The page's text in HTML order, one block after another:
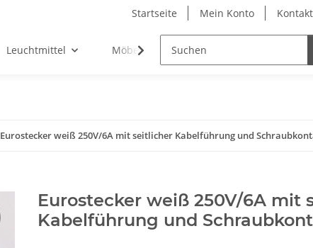
Startseite Mein Konto Kontakt
Leuchtmittel Möbel-Ersatzteile
Eurostecker weiß 250V/6A mit seitlicher Kabelführung und
Eurostecker weiß 250V/6A mit
Kabelführung und